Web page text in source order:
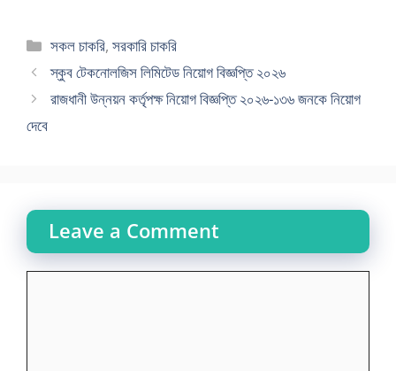
Categories
সকল চাকরি,সরকারি চাকরি
স্কুব টেকনোলজিস লিমিটেড নিয়োগ বিজ্ঞপ্তি ২০২৬
রাজধানী উন্নয়ন কর্তৃপক্ষ নিয়োগ বিজ্ঞপ্তি ২০২৬-১৩৬ জনকে নিয়োগ
দেবে
Leave a Comment